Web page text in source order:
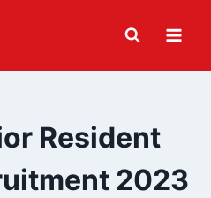
Resident
2023